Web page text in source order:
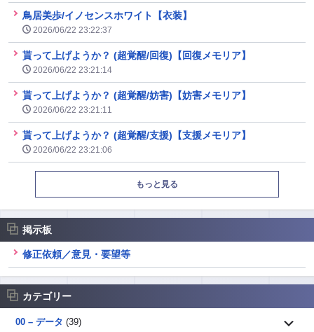
鳥居美歩/イノセンスホワイト【衣装】
2026/06/22 23:22:37
貰って上げようか？ (超覚醒/回復)【回復メモリア】
2026/06/22 23:21:14
貰って上げようか？ (超覚醒/妨害)【妨害メモリア】
2026/06/22 23:21:11
貰って上げようか？ (超覚醒/支援)【支援メモリア】
2026/06/22 23:21:06
もっと見る
掲示板
修正依頼／意見・要望等
カテゴリー
00 – データ (39)